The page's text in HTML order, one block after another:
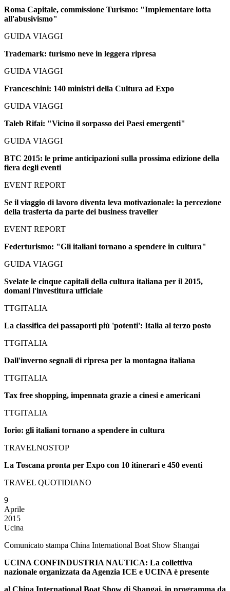
Roma Capitale, commissione Turismo: "Implementare lotta
all'abusivismo"
GUIDA VIAGGI
Trademark: turismo neve in leggera ripresa
GUIDA VIAGGI
Franceschini: 140 ministri della Cultura ad Expo
GUIDA VIAGGI
Taleb Rifai: "Vicino il sorpasso dei Paesi emergenti"
GUIDA VIAGGI
BTC 2015: le prime anticipazioni sulla prossima edizione della
fiera degli eventi
EVENT REPORT
Se il viaggio di lavoro diventa leva motivazionale: la percezione
della trasferta da parte dei business traveller
EVENT REPORT
Federturismo: "Gli italiani tornano a spendere in cultura"
GUIDA VIAGGI
Svelate le cinque capitali della cultura italiana per il 2015,
domani l'investitura ufficiale
TTGITALIA
La classifica dei passaporti più 'potenti': Italia al terzo posto
TTGITALIA
Dall'inverno segnali di ripresa per la montagna italiana
TTGITALIA
Tax free shopping, impennata grazie a cinesi e americani
TTGITALIA
Iorio: gli italiani tornano a spendere in cultura
TRAVELNOSTOP
La Toscana pronta per Expo con 10 itinerari e 450 eventi
TRAVEL QUOTIDIANO
9
Aprile
2015
Ucina
Comunicato stampa China International Boat Show Shangai
UCINA CONFINDUSTRIA NAUTICA: La collettiva
nazionale organizzata da Agenzia ICE e UCINA è presente
al China International Boat Show di Shangai, in programma da